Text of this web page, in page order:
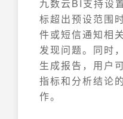
九数云BI支持设
标超出预设范围
件或短信通知相
发现问题。同时
生成报告，用户
指标和分析结论
作。